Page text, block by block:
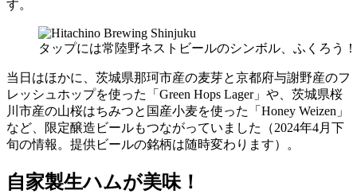
す。
タップには常陸野ネストビールのシンボル、ふくろう！
当日はほかに、茨城県那珂市産の麦芽と京都府与謝野産のフ
レッシュホップを使った「Green Hops Lager」や、茨城県桜
川市産の山桜はちみつと国産小麦を使った「Honey Weizen」
など、限定醸造ビールもつながっていました（2024年4月下
旬の情報。提供ビールの銘柄は随時変わります）。
自家製生ハムが美味！